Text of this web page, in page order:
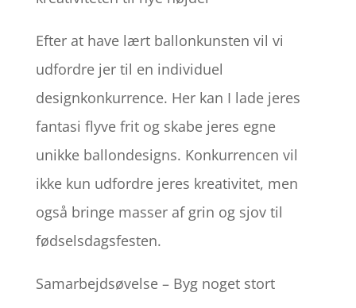
Efter at have lært ballonkunsten vil vi
udfordre jer til en individuel
designkonkurrence. Her kan I lade jeres
fantasi flyve frit og skabe jeres egne
unikke ballondesigns. Konkurrencen vil
ikke kun udfordre jeres kreativitet, men
også bringe masser af grin og sjov til
fødselsdagsfesten.
Samarbejdsøvelse – Byg noget stort